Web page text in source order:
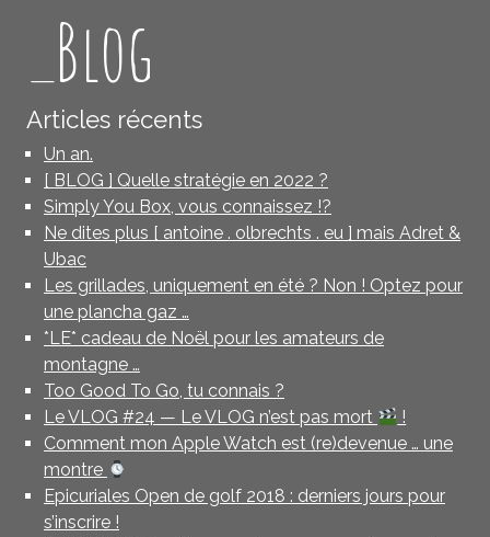
_Blog
Articles récents
Un an.
[ BLOG ] Quelle stratégie en 2022 ?
Simply You Box, vous connaissez !?
Ne dites plus [ antoine . olbrechts . eu ] mais Adret &
Ubac
Les grillades, uniquement en été ? Non ! Optez pour
une plancha gaz …
*LE* cadeau de Noël pour les amateurs de
montagne …
Too Good To Go, tu connais ?
Le VLOG #24 — Le VLOG n’est pas mort
!
Comment mon Apple Watch est (re)devenue … une
montre
Epicuriales Open de golf 2018 : derniers jours pour
s’inscrire !